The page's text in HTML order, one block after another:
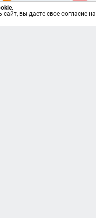
.
вы даете свое согласие на